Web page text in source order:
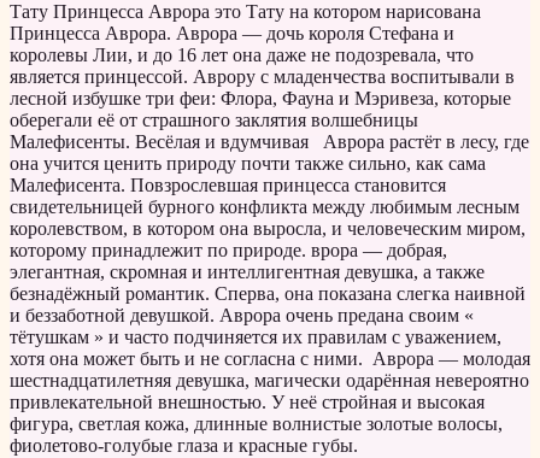
Тату Принцесса Аврора это Тату на котором нарисована
Принцесса Аврора. Аврора — дочь короля Стефана и
королевы Лии, и до 16 лет она даже не подозревала, что
является принцессой. Аврору с младенчества воспитывали в
лесной избушке три феи: Флора, Фауна и Мэривеза, которые
оберегали её от страшного заклятия волшебницы
Малефисенты. Весёлая и вдумчивая Аврора растёт в лесу, где
она учится ценить природу почти также сильно, как сама
Малефисента. Повзрослевшая принцесса становится
свидетельницей бурного конфликта между любимым лесным
королевством, в котором она выросла, и человеческим миром,
которому принадлежит по природе. врора — добрая,
элегантная, скромная и интеллигентная девушка, а также
безнадёжный романтик. Сперва, она показана слегка наивной
и беззаботной девушкой. Аврора очень предана своим «
тётушкам » и часто подчиняется их правилам с уважением,
хотя она может быть и не согласна с ними. Аврора — молодая
шестнадцатилетняя девушка, магически одарённая невероятно
привлекательной внешностью. У неё стройная и высокая
фигура, светлая кожа, длинные волнистые золотые волосы,
фиолетово-голубые глаза и красные губы.